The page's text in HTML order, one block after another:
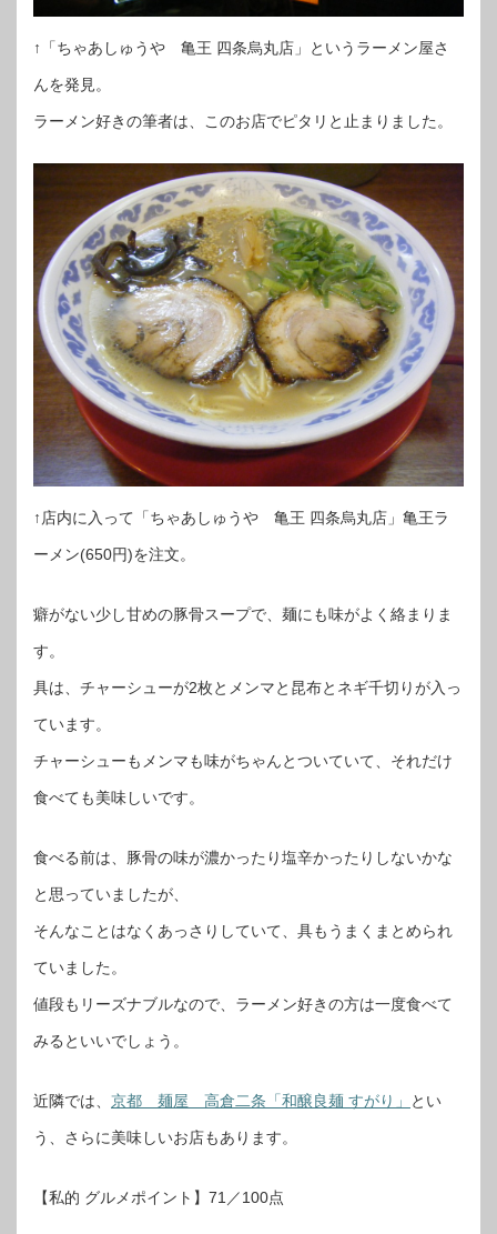
↑「ちゃあしゅうや 亀王 四条烏丸店」というラーメン屋さ
んを発見。
ラーメン好きの筆者は、このお店でピタリと止まりました。
↑店内に入って「ちゃあしゅうや 亀王 四条烏丸店」亀王ラ
ーメン(650円)を注文。
癖がない少し甘めの豚骨スープで、麺にも味がよく絡まりま
す。
具は、チャーシューが2枚とメンマと昆布とネギ千切りが入っ
ています。
チャーシューもメンマも味がちゃんとついていて、それだけ
食べても美味しいです。
食べる前は、豚骨の味が濃かったり塩辛かったりしないかな
と思っていましたが、
そんなことはなくあっさりしていて、具もうまくまとめられ
ていました。
値段もリーズナブルなので、ラーメン好きの方は一度食べて
みるといいでしょう。
近隣では、 京都 麺屋 高倉二条「和醸良麺 すがり」 とい
う、さらに美味しいお店もあります。
【私的 グルメポイント】71／100点